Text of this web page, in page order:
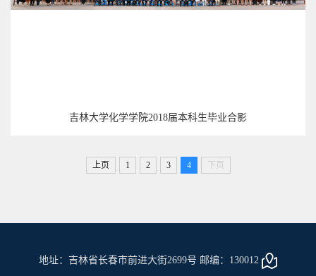
吉林大学化学学院2018届本科生毕业合影
上页 1 2 3 4 下页
地址：吉林省长春市前进大街2699号 邮编：130012